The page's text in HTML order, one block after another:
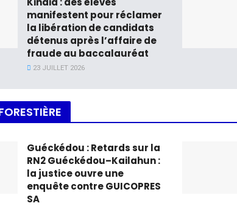
manifestent pour réclamer
la libération de candidats
détenus après l’affaire de
fraude au baccalauréat
23 JUILLET 2026
Guéckédou : Retards sur la
RN2 Guéckédou–Kailahun :
la justice ouvre une
enquête contre GUICOPRES
SA